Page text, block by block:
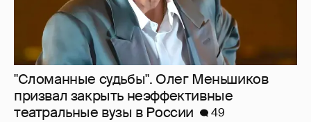
"Сломанные судьбы". Олег Меньшиков
призвал закрыть неэффективные
театральные вузы в России
49